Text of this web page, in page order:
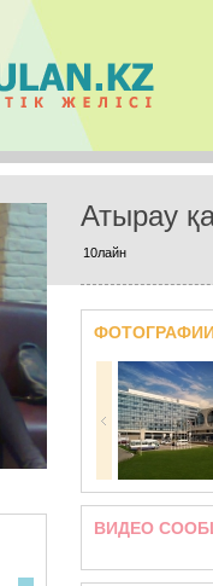
Атырау
10лайн
ВИДЕО